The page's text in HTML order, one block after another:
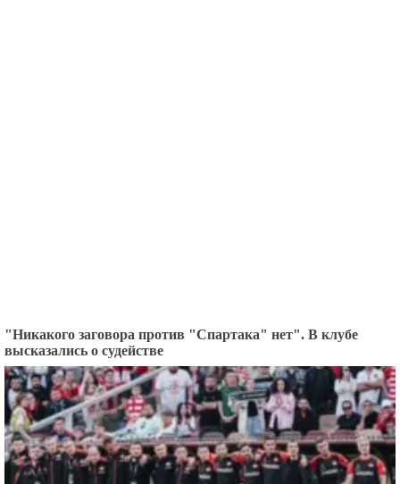
"Никакого заговора против "Спартака" нет". В клубе
высказались о судействе